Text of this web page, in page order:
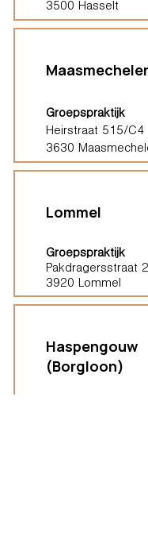
3500 Hasselt
Groepspraktijk
Heirstraat 515/C4
3630
Lommel
Groepspraktijk
Pakdragersstraat
3920 Lommel
Haspengouw
(Borgloon)